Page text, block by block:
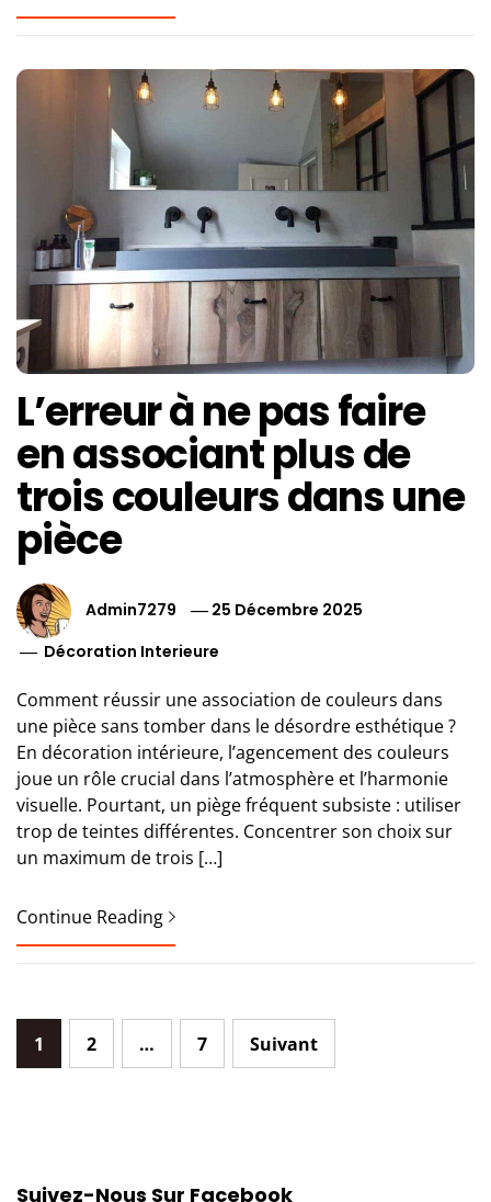
L’erreur à ne pas faire
en associant plus de
trois couleurs dans une
pièce
Admin7279
25 Décembre 2025
Décoration Interieure
Comment réussir une association de couleurs dans
une pièce sans tomber dans le désordre esthétique ?
En décoration intérieure, l’agencement des couleurs
joue un rôle crucial dans l’atmosphère et l’harmonie
visuelle. Pourtant, un piège fréquent subsiste : utiliser
trop de teintes différentes. Concentrer son choix sur
un maximum de trois […]
Continue Reading
Pagination
des
1 2 … 7 Suivant
Suivez-Nous Sur Facebook